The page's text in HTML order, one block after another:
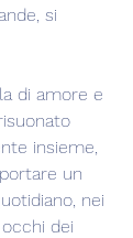
si
di amore e
insieme,
un
nei
dei